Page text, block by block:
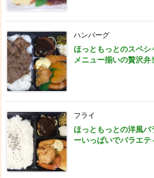
ハンバーグ
ほっともっとのスペ
メニュー揃いの贅沢弁
フライ
ほっともっとの洋風
ーいっぱいでバラエ